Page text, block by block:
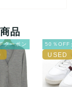
ご了承下さい
の価値観が異な
品
クーポン 50％OFF